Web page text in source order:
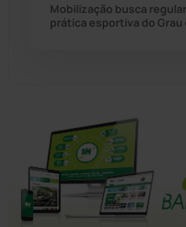
Mobilização busca
prática esportiva do Grau